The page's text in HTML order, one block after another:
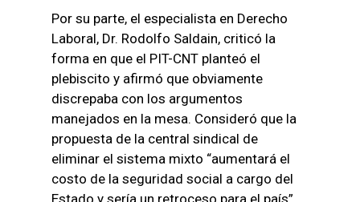
Por su parte, el especialista en Derecho
Laboral, Dr. Rodolfo Saldain, criticó la
forma en que el PIT-CNT planteó el
plebiscito y afirmó que obviamente
discrepaba con los argumentos
manejados en la mesa. Consideró que la
propuesta de la central sindical de
eliminar el sistema mixto “aumentará el
costo de la seguridad social a cargo del
Estado y sería un retroceso para el país”.